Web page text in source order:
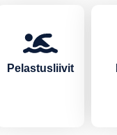
Pelastusliivit